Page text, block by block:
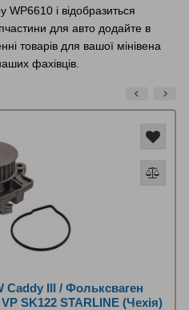
WP6610 і відобразиться
для авто додайте в
товарів для вашої мінівена
фахівців.
III / Фольксваген
SK122 STARLINE (Чехія)